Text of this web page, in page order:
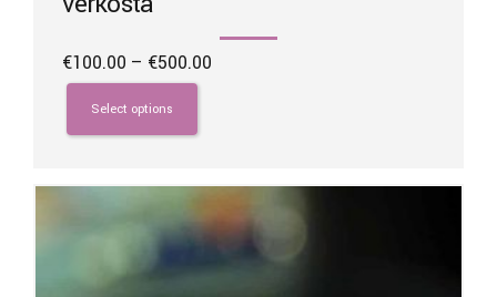
€100.00 – €500.00
Select options
This
product
has